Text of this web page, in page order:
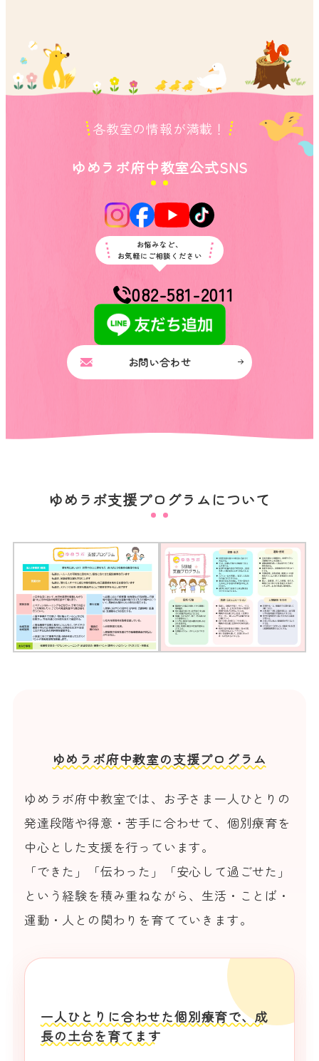
各教室の情報が満載！
ゆめラボ府中教室公式SNS
082-581-2011
お悩みなど、
お気軽にご相談ください
お問い合わせ
ゆめラボ支援プログラムについて
ゆめラボ府中教室の支援プログラム
ゆめラボ府中教室では、お子さま一人ひとりの
発達段階や得意・苦手に合わせて、個別療育を
中心とした支援を行っています。
「できた」「伝わった」「安心して過ごせた」
という経験を積み重ねながら、生活・ことば・
運動・人との関わりを育てていきます。
一人ひとりに合わせた個別療育で、成
長の土台を育てます